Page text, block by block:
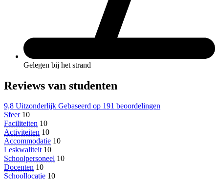
Gelegen bij het strand
Reviews van studenten
9,8 Uitzonderlijk Gebaseerd op 191 beoordelingen
Sfeer 10
Faciliteiten 10
Activiteiten 10
Accommodatie 10
Leskwaliteit 10
Schoolpersoneel 10
Docenten 10
Schoollocatie 10